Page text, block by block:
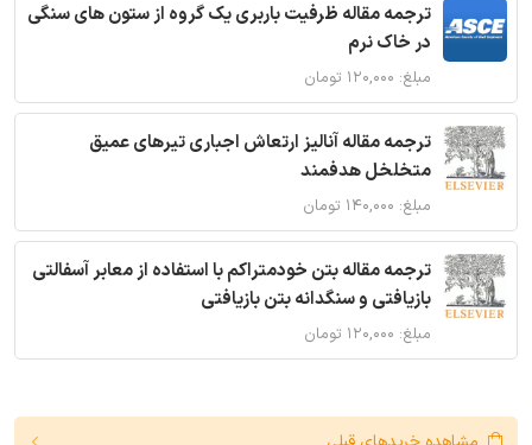
ترجمه مقاله ظرفیت باربری یک گروه از ستون های سنگی
در خاک نرم
مبلغ: ۱۲۰,۰۰۰ تومان
ترجمه مقاله آنالیز ارتعاش اجباری تیرهای عمیق
متخلخل هدفمند
مبلغ: ۱۴۰,۰۰۰ تومان
ترجمه مقاله بتن خودمتراکم با استفاده از معابر آسفالتی
بازیافتی و سنگدانه بتن بازیافتی
مبلغ: ۱۲۰,۰۰۰ تومان